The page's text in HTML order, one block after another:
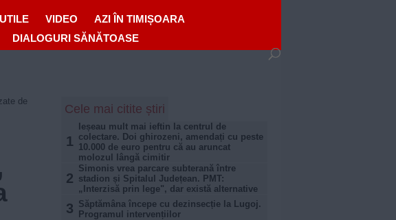
UTILE VIDEO
AZI ÎN TIMIȘOARA
DIALOGURI SĂNĂTOASE
de
Cele mai citite știri
1
Ieșeau mult mai ieftin la centrul de
colectare. Doi ghirozeni, amendați cu peste
10.000 de euro pentru că au aruncat
molozul lângă cimitir
2
Simonis vrea parcare subterană între
stadion și Spitalul Județean. PMT:
„Interzisă prin lege", dar există alternative
3 Săptămâna începe cu dezinsecție la Lugoj.
Programul intervențiilor